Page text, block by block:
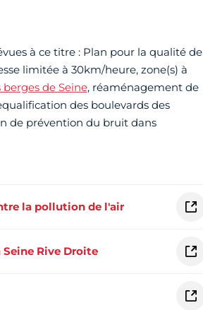
à ce titre : Plan pour la qualité de
limitée à 30km/heure, zone(s) à
de Seine, réaménagement de
des boulevards des
de prévention du bruit dans
la pollution de l'air
Rive Droite